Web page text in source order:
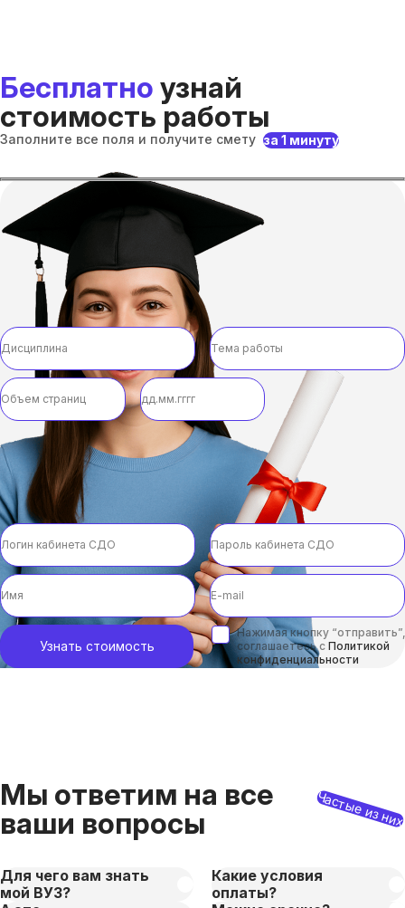
Бесплатно узнай
стоимость работы
Заполните все поля и получите смету за 1 минуту
Узнать стоимость
Нажимая кнопку
соглашаетесь с Политикой
конфиденциальности
Мы ответим на все
ваши вопросы
Частые из них
Для чего вам знать
мой ВУЗ?
Какие условия
оплаты?